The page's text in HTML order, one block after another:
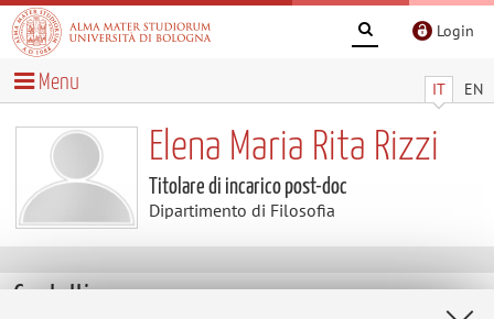
Login
IT EN
Menu
Elena Maria Rita Rizzi
Titolare di incarico post-doc
Dipartimento di Filosofia
Contatti